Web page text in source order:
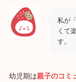
私が
くて
す。
幼児期は親子のコミ